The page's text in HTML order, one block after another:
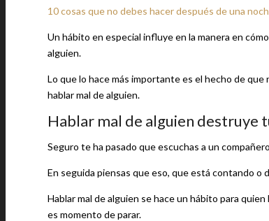
10 cosas que no debes hacer después de una
Un hábito en especial influye en la manera en
alguien.
Lo que lo hace más importante es el hecho de
hablar mal de alguien.
Hablar mal de alguien destruye
Seguro te ha pasado que escuchas a un
En seguida piensas que eso, que está contando o
Hablar mal de alguien se hace un hábito para
es momento de parar.